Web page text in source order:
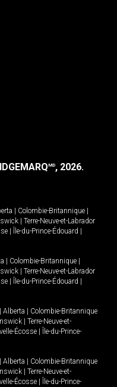
MD, 2026.
Colombie-Britannique
Terre-Neuve-et-Labrador
Île-du-Prince-Édouard
Colombie-Britannique
Terre-Neuve-et-Labrador
Île-du-Prince-Édouard
Alberta
Colombie-Britannique
Terre-Neuve-et-
Écosse
Île-du-Prince-
Alberta
Colombie-Britannique
Terre-Neuve-et-
Écosse
Île-du-Prince-